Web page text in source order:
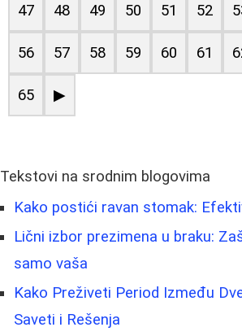
47 48 49 50 51 52
56 57 58 59 60 61
65 ▶
Tekstovi na srodnim blogovima
Kako postići ravan stomak:
Lični izbor prezimena u braku:
samo vaša
Kako Preživeti Period Između
Saveti i Rešenja